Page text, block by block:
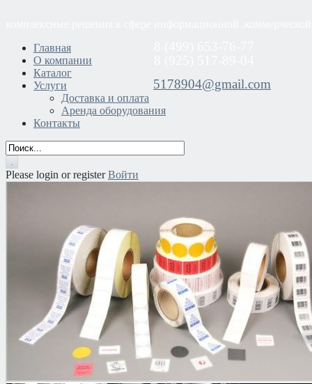
5178904@gmail.com
Главная
О компании
Каталог
Услуги
Доставка и оплата
Аренда оборудования
Контакты
Please login or register Войти